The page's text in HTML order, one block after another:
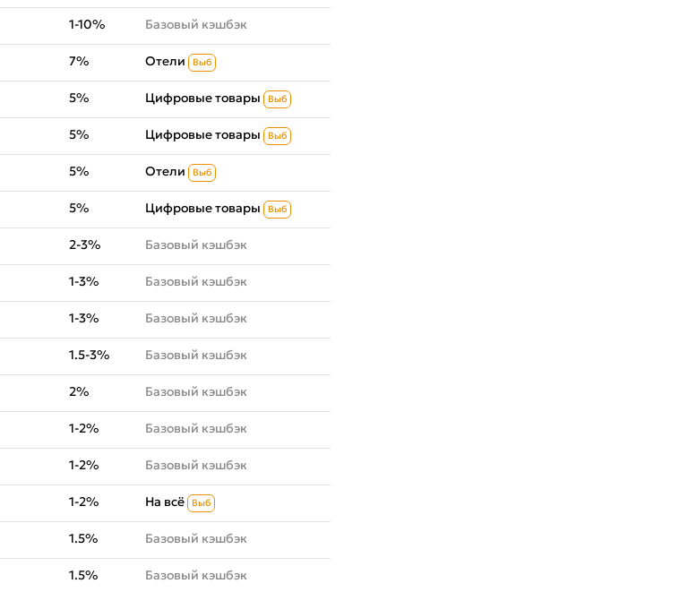
1-10% Базовый кэшбэк
7% Отели Выб
5% Цифровые товары Выб
5% Цифровые товары Выб
5% Отели Выб
5% Цифровые товары Выб
2-3% Базовый кэшбэк
1-3% Базовый кэшбэк
1-3% Базовый кэшбэк
1.5-3% Базовый кэшбэк
2% Базовый кэшбэк
1-2% Базовый кэшбэк
1-2% Базовый кэшбэк
1-2% На всё Выб
1.5% Базовый кэшбэк
1.5% Базовый кэшбэк